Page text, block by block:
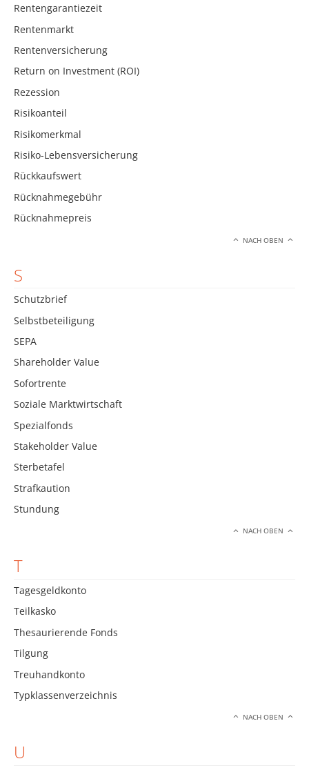
Rentengarantiezeit
Rentenmarkt
Rentenversicherung
Return on Investment (ROI)
Rezession
Risikoanteil
Risikomerkmal
Risiko-Lebensversicherung
Rückkaufswert
Rücknahmegebühr
Rücknahmepreis
NACH OBEN
S
Schutzbrief
Selbstbeteiligung
SEPA
Shareholder Value
Sofortrente
Soziale Marktwirtschaft
Spezialfonds
Stakeholder Value
Sterbetafel
Strafkaution
Stundung
NACH OBEN
T
Tagesgeldkonto
Teilkasko
Thesaurierende Fonds
Tilgung
Treuhandkonto
Typklassenverzeichnis
NACH OBEN
U